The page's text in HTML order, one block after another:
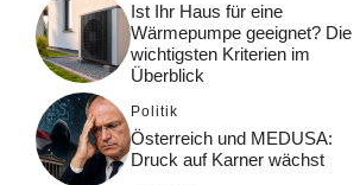
Ist Ihr Haus für eine
Wärmepumpe geeignet? Die
wichtigsten Kriterien im
Überblick
Politik
Österreich und MEDUSA:
Druck auf Karner wächst